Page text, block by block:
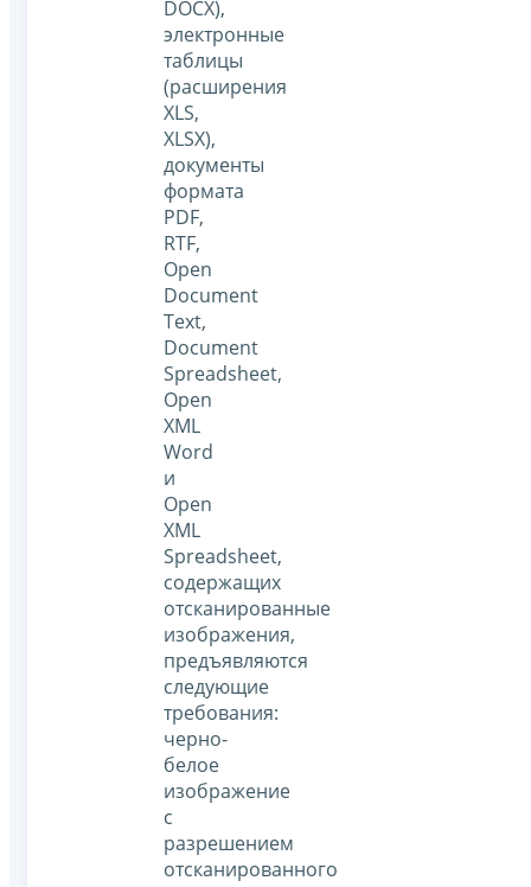
DOCX),
электронные
таблицы
(расширения
XLS,
XLSX),
документы
формата
PDF,
RTF,
Open
Document
Text,
Document
Spreadsheet,
Open
XML
Word
и
Open
XML
Spreadsheet,
содержащих
отсканированные
изображения,
предъявляются
следующие
требования:
черно-
белое
изображение
с
разрешением
отсканированного